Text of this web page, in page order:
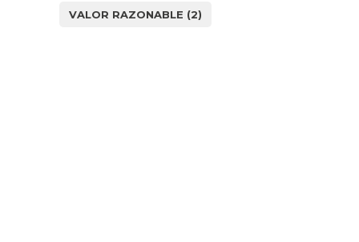
VALOR RAZONABLE (2)